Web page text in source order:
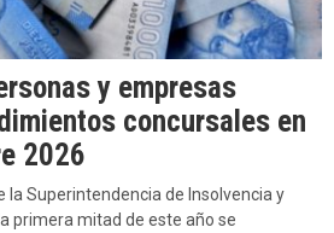
y empresas
concursales en
2026
la Superintendencia de Insolvencia y
primera mitad de este año se